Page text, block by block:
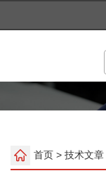
首页 > 技术文章